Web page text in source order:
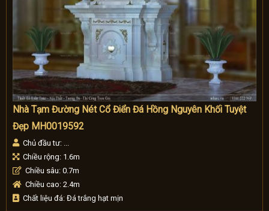
Nhà Tạm Đường Nét Cổ Điển Đá Hồng Nguyên Khối Tuyệt
Đẹp MH0019592
Chủ đầu tư: ...
Chiều rộng: 1.6m
Chiều sâu: 0.7m
Chiều cao: 2.4m
Chất liệu đá: Đá trắng hạt mịn